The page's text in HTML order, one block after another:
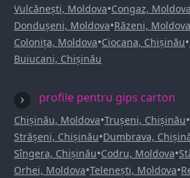
Vulcănești, Moldova•Congaz, Moldova
Dondușeni, Moldova•Răzeni, Moldova
Colonița, Moldova•Ciocana, Chișinău•
Buiucani, Chișinău
profile pentru gips carton
Chișinău, Moldova•Trușeni, Chișinău•
Strășeni, Chișinău•Dumbrava,
Sîngera, Chișinău•Codru, Moldova•
Orhei, Moldova•Telenești, Moldova•